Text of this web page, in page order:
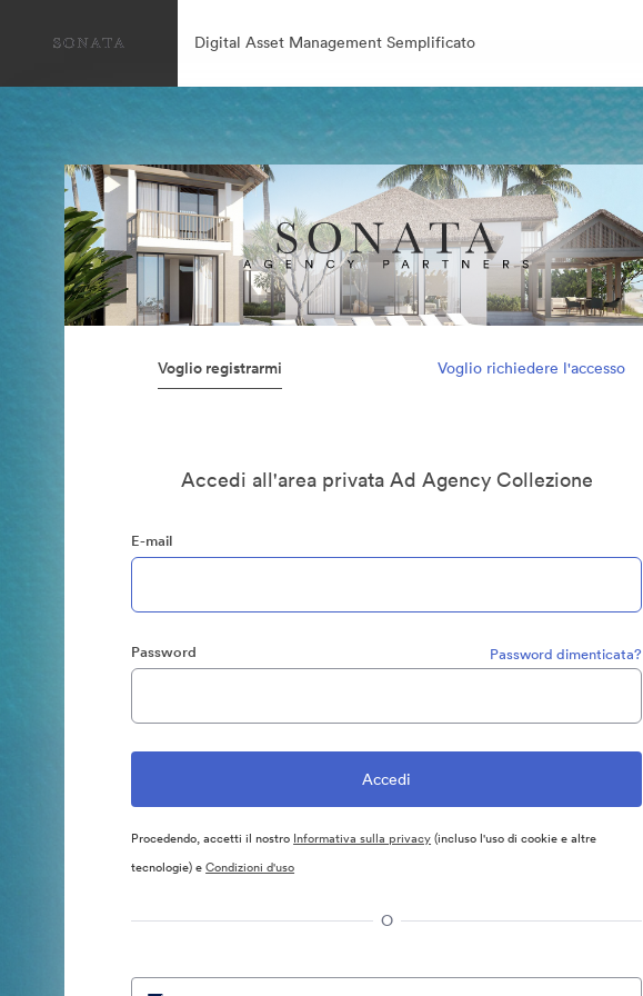
Digital Asset Management Semplificato
Voglio registrarmi Voglio richiedere l'accesso
Accedi all'area privata Ad Agency Collezione
E-mail
Password Password dimenticata?
Procedendo, accetti il nostro Informativa sulla privacy(incluso l'uso di cookie e altre
tecnologie) eCondizioni d'uso
O